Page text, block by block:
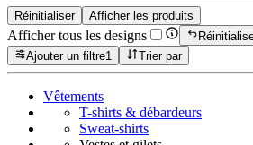
Réinitialiser Afficher les produits
Afficher tous les designs
Ajouter un filtre1 Trier par
Vêtements
T-shirts & débardeurs
Sweat-shirts